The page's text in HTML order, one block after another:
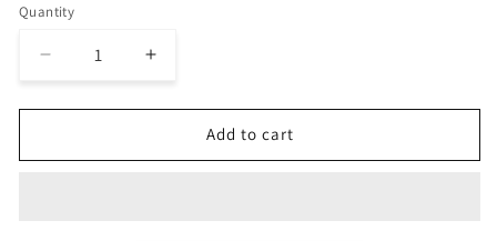
Quantity
Decrease
for
crop
Increase
for
ASTREA
crop
Add to cart